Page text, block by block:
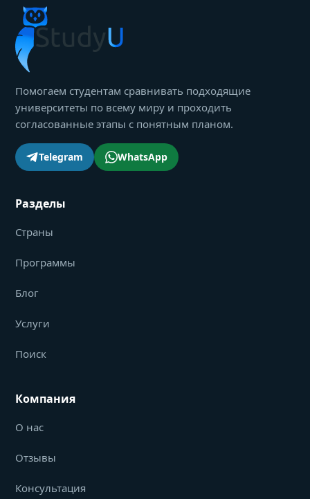
Помогаем студентам сравнивать подходящие
университеты по всему миру и проходить
согласованные этапы с понятным планом.
Telegram WhatsApp
Разделы
Страны
Программы
Блог
Услуги
Поиск
Компания
О нас
Отзывы
Консультация